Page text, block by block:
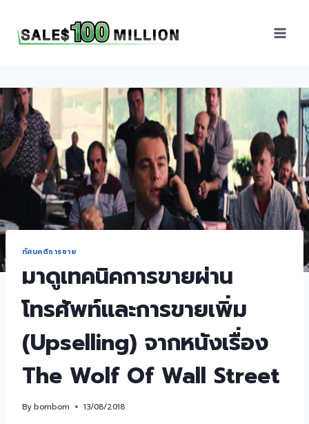
ทัศนคติการขาย
มาดูเทคนิคการขายผ่าน
โทรศัพท์และการขายเพิ่ม
(Upselling) จากหนังเรื่อง
The Wolf Of Wall Street
Bybombom 13/08/2018